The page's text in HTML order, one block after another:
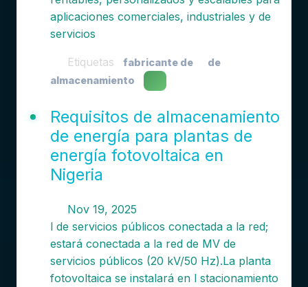
aplicaciones comerciales, industriales y de
servicios
Etiquetas fabricante de
de
almacenamiento
Requisitos de almacenamiento
de energía para plantas de
energía fotovoltaica en
Nigeria
Nov 19, 2025
l de servicios públicos conectada a la red;
estará conectada a la red de MV de
servicios públicos (20 kV/50 Hz).La planta
fotovoltaica se instalará en l stacionamiento